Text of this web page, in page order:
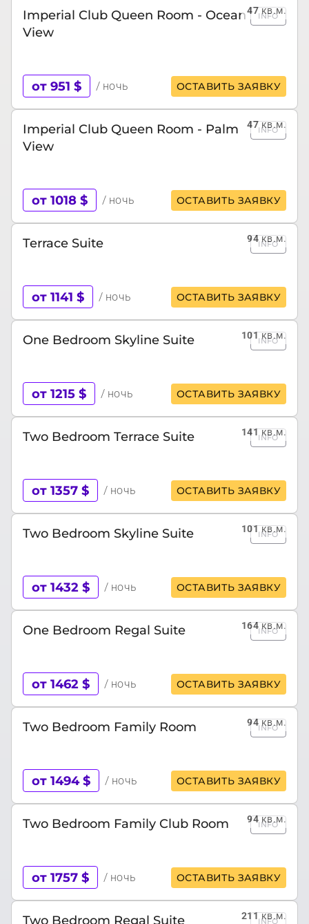
47кв.м.
Imperial Club Queen Room - Ocean
View
INFO
от 951 $ / ночь ОСТАВИТЬ ЗАЯВКУ
47кв.м.
Imperial Club Queen Room - Palm
View
INFO
от 1018 $ / ночь ОСТАВИТЬ ЗАЯВКУ
94кв.м.
Terrace Suite INFO
от 1141 $ / ночь ОСТАВИТЬ ЗАЯВКУ
101кв.м.
One Bedroom Skyline Suite INFO
от 1215 $ / ночь ОСТАВИТЬ ЗАЯВКУ
141кв.м.
Two Bedroom Terrace Suite INFO
от 1357 $ / ночь ОСТАВИТЬ ЗАЯВКУ
101кв.м.
Two Bedroom Skyline Suite INFO
от 1432 $ / ночь ОСТАВИТЬ ЗАЯВКУ
164кв.м.
One Bedroom Regal Suite INFO
от 1462 $ / ночь ОСТАВИТЬ ЗАЯВКУ
94кв.м.
Two Bedroom Family Room INFO
от 1494 $ / ночь ОСТАВИТЬ ЗАЯВКУ
94кв.м.
Two Bedroom Family Club Room INFO
от 1757 $ / ночь ОСТАВИТЬ ЗАЯВКУ
211кв.м.
Two Bedroom Regal Suite INFO